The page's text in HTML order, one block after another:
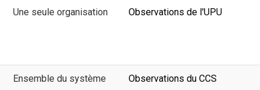
Une seule organisation Observations de l'UPU
Ensemble du système Observations du CCS